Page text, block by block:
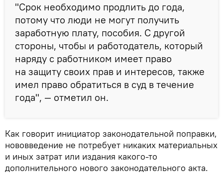
"Срок необходимо продлить до года,
потому что люди не могут получить
заработную плату, пособия. С другой
стороны, чтобы и работодатель, который
наряду с работником имеет право
на защиту своих прав и интересов, также
имел право обратиться в суд в течение
года", — отметил он.
Как говорит инициатор законодательной поправки,
нововведение не потребует никаких материальных
и иных затрат или издания какого-то
дополнительного нового законодательного акта.